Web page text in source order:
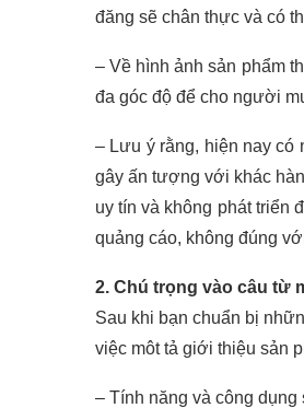
đăng sẽ chân thực và có
– Về hình ảnh sản phẩm
đa góc độ để cho người
– Lưu ý rằng, hiện nay
gây ấn tượng với khác
uy tín và không phát triển
quảng cáo, không đúng
2. Chú trọng vào câu từ
Sau khi bạn chuẩn bị
việc môt tả giới thiệu sản
– Tính năng và công